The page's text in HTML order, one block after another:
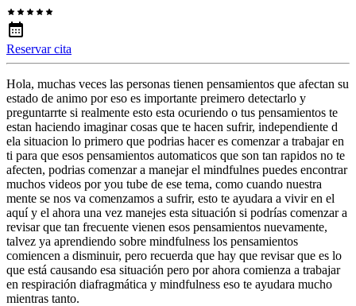
Reservar cita
Hola, muchas veces las personas tienen pensamientos que afectan su
estado de animo por eso es importante preimero detectarlo y
preguntarrte si realmente esto esta ocuriendo o tus pensamientos te
estan haciendo imaginar cosas que te hacen sufrir, independiente d
ela situacion lo primero que podrias hacer es comenzar a trabajar en
ti para que esos pensamientos automaticos que son tan rapidos no te
afecten, podrias comenzar a manejar el mindfulnes puedes encontrar
muchos videos por you tube de ese tema, como cuando nuestra
mente se nos va comenzamos a sufrir, esto te ayudara a vivir en el
aquí y el ahora una vez manejes esta situación si podrías comenzar a
revisar que tan frecuente vienen esos pensamientos nuevamente,
talvez ya aprendiendo sobre mindfulness los pensamientos
comiencen a disminuir, pero recuerda que hay que revisar que es lo
que está causando esa situación pero por ahora comienza a trabajar
en respiración diafragmática y mindfulness eso te ayudara mucho
mientras tanto.